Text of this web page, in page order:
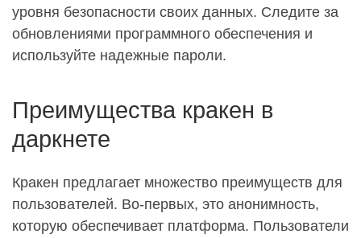
уровня безопасности своих данных. Следите за
обновлениями программного обеспечения и
используйте надежные пароли.
Преимущества кракен в
даркнете
Кракен предлагает множество преимуществ для
пользователей. Во-первых, это анонимность,
которую обеспечивает платформа. Пользователи